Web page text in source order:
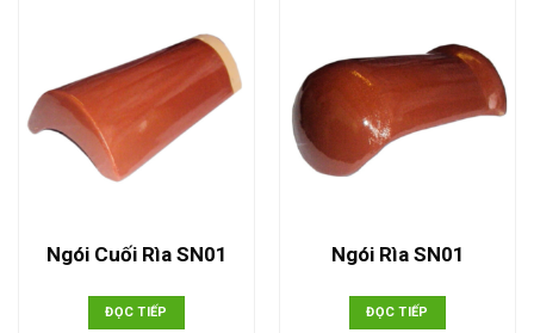
Ngói Cuối Rìa SN01
ĐỌC TIẾP
Ngói Rìa SN01
ĐỌC TIẾP